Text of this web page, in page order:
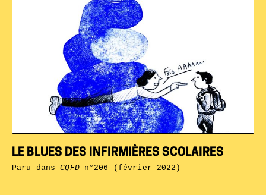
LE BLUES DES INFIRMIÈRES SCOLAIRES
Paru dansCQFDn°206 (février 2022)